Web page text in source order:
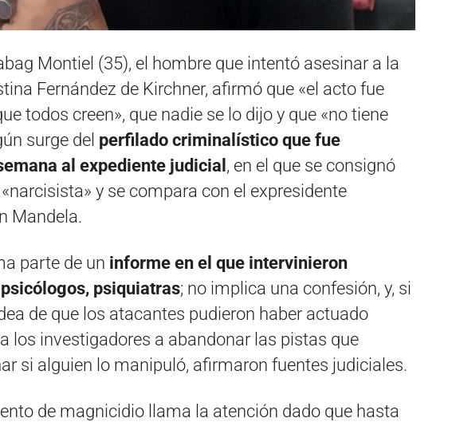
Montiel (35), el hombre que intentó asesinar a la
Fernández de Kirchner, afirmó que «el acto fue
todos creen», que nadie se lo dijo y que «no tiene
surge del perfilado criminalístico que fue
al expediente judicial , en el que se consignó
y se compara con el expresidente
Mandela.
parte de un informe en el que intervinieron
psiquiatras; no implica una confesión, y, si
de que los atacantes pudieron haber actuado
los investigadores a abandonar las pistas que
si alguien lo manipuló, afirmaron fuentes judiciales.
de magnicidio llama la atención dado que hasta